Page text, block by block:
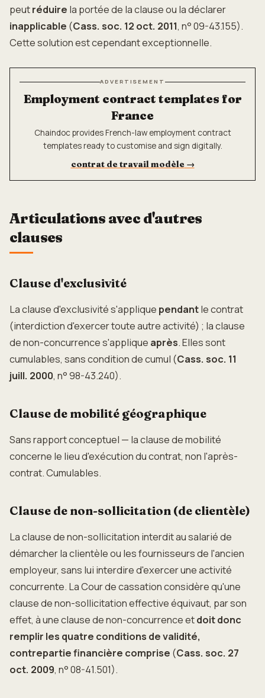
peutréduire la portée de la clause ou la déclarer
inapplicable (Cass. soc. 12 oct. 2011, n° 09-43.155).
Cette solution est cependant exceptionnelle.
ADVERTISEMENT
Employment contract templates for
France
Chaindoc provides French-law employment contract
templates ready to customise and sign digitally.
contrat de travail modèle →
Articulations avec d'autres
clauses
Clause d'exclusivité
La clause d'exclusivité s'applique pendantle contrat
(interdiction d'exercer toute autre activité) ; la clause
de non-concurrence s'applique après. Elles sont
cumulables, sans condition de cumul (Cass. soc. 11
juill. 2000, n° 98-43.240).
Clause de mobilité géographique
Sans rapport conceptuel — la clause de mobilité
concerne le lieu d'exécution du contrat, non l'après-
contrat. Cumulables.
Clause de non-sollicitation (de clientèle)
La clause de non-sollicitation interdit au salarié de
démarcher la clientèle ou les fournisseurs de l'ancien
employeur, sans lui interdire d'exercer une activité
concurrente. La Cour de cassation considère qu'une
clause de non-sollicitation effective équivaut, par son
effet, à une clause de non-concurrence etdoit donc
remplir les quatre conditions de validité,
contrepartie financière comprise (Cass. soc. 27
oct. 2009, n° 08-41.501).